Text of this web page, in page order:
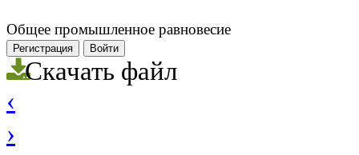
Общее промышленное равновесие
Регистрация Войти
Скачать файл
‹
›